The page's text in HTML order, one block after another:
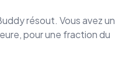
résout. Vous avez un
pour une fraction du